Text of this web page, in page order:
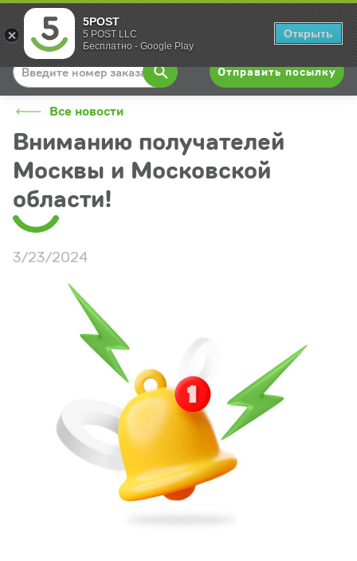
Вход
Отправить посылку
Все новости
Вниманию получателей
Москвы и Московской
области!
3/23/2024
5POST
5 POST LLC
Бесплатно - Google Play
Открыть